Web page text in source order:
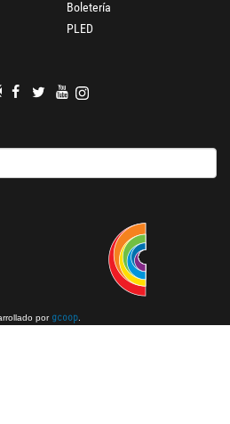
Boletería
PLED
por gcoop.